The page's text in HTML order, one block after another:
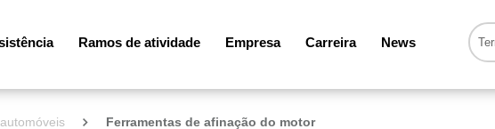
Ramos de atividade Empresa Carreira News
Ferramentas de afinação do motor